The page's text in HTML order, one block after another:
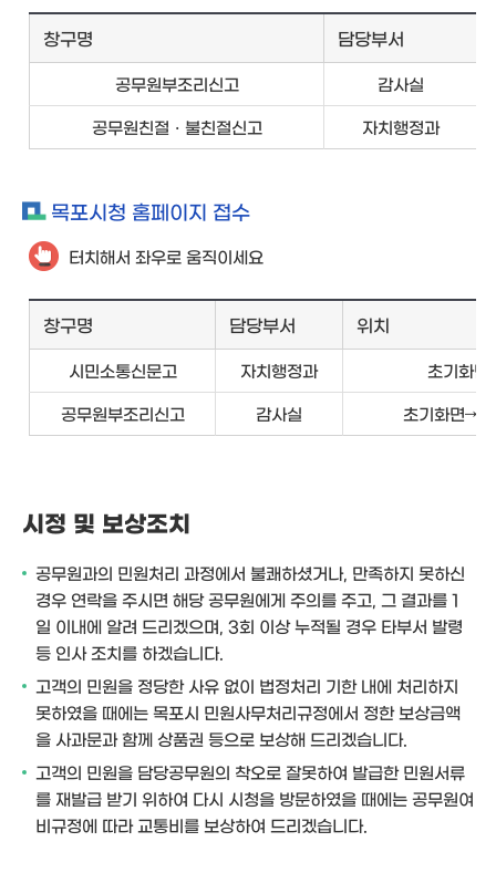
창구명 담당부서
공무원부조리신고 감사실
공무원친절ㆍ불친절신고 자치행정과
목포시청 홈페이지 접수
터치해서 좌우로 움직이세요
창구명 담당부서 위치
시민소통신문고 자치행정과 초기화면
공무원부조리신고 감사실 초기화면→
시정 및 보상조치
공무원과의 민원처리 과정에서 불쾌하셨거나, 만족하지 못하신
경우 연락을 주시면 해당 공무원에게 주의를 주고, 그 결과를 1
일 이내에 알려 드리겠으며, 3회 이상 누적될 경우 타부서 발령
등 인사 조치를 하겠습니다.
고객의 민원을 정당한 사유 없이 법정처리 기한 내에 처리하지
못하였을 때에는 목포시 민원사무처리규정에서 정한 보상금액
을 사과문과 함께 상품권 등으로 보상해 드리겠습니다.
고객의 민원을 담당공무원의 착오로 잘못하여 발급한 민원서류
를 재발급 받기 위하여 다시 시청을 방문하였을 때에는 공무원여
비규정에 따라 교통비를 보상하여 드리겠습니다.